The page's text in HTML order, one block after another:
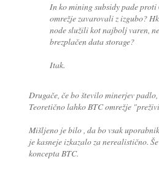
In ko mining subsidy pade
omrežje zavarovali z izgubo?
node služili kot najbolj varen,
brezplačen data storage?
Itak.
Drugače, če bo število minerjev
Teoretično lahko BTC omrežje
Mišljeno je bilo , da bo vsak
je kasneje izkazalo za nerealistično.
koncepta BTC.